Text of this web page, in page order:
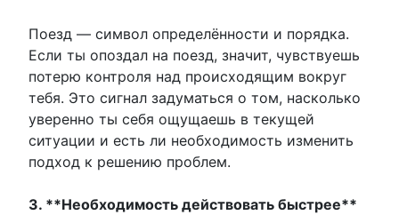
Поезд — символ определённости и порядка.
Если ты опоздал на поезд, значит, чувствуешь
потерю контроля над происходящим вокруг
тебя. Это сигнал задуматься о том, насколько
уверенно ты себя ощущаешь в текущей
ситуации и есть ли необходимость изменить
подход к решению проблем.
3. **Необходимость действовать быстрее**